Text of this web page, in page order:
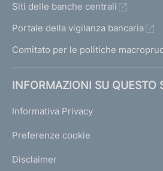
Siti delle banche centrali
Portale della vigilanza bancaria
Comitato per le politiche
INFORMAZIONI SU QUESTO
Informativa Privacy
Preferenze cookie
Disclaimer